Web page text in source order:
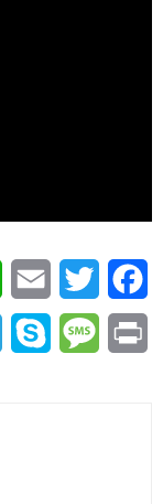
Facebook
Twitter
Print